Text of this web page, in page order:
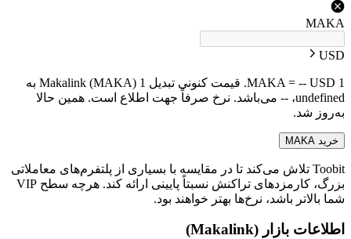
MAKA
USD
1 MAKA = -- USD. قیمت کنونی تبدیل 1 Makalink (MAKA) به
undefined، -- می‌باشد. نرخ صرفاً جهت اطلاع است. همین حالا
به‌روز شد.
خرید MAKA
Toobit تلاش می‌کند تا در مقایسه با بسیاری از پلتفرم‌های معاملاتی
بزرگ، کارمزدهای تراکنش نسبتاً پایینی ارائه کند. هرچه سطح VIP
شما بالاتر باشد، نرخ‌ها بهتر خواهند بود.
اطلاعات بازار (Makalink)